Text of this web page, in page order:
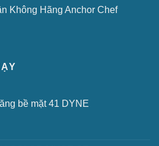
Không Hãng Anchor Chef
bề mặt 41 DYNE